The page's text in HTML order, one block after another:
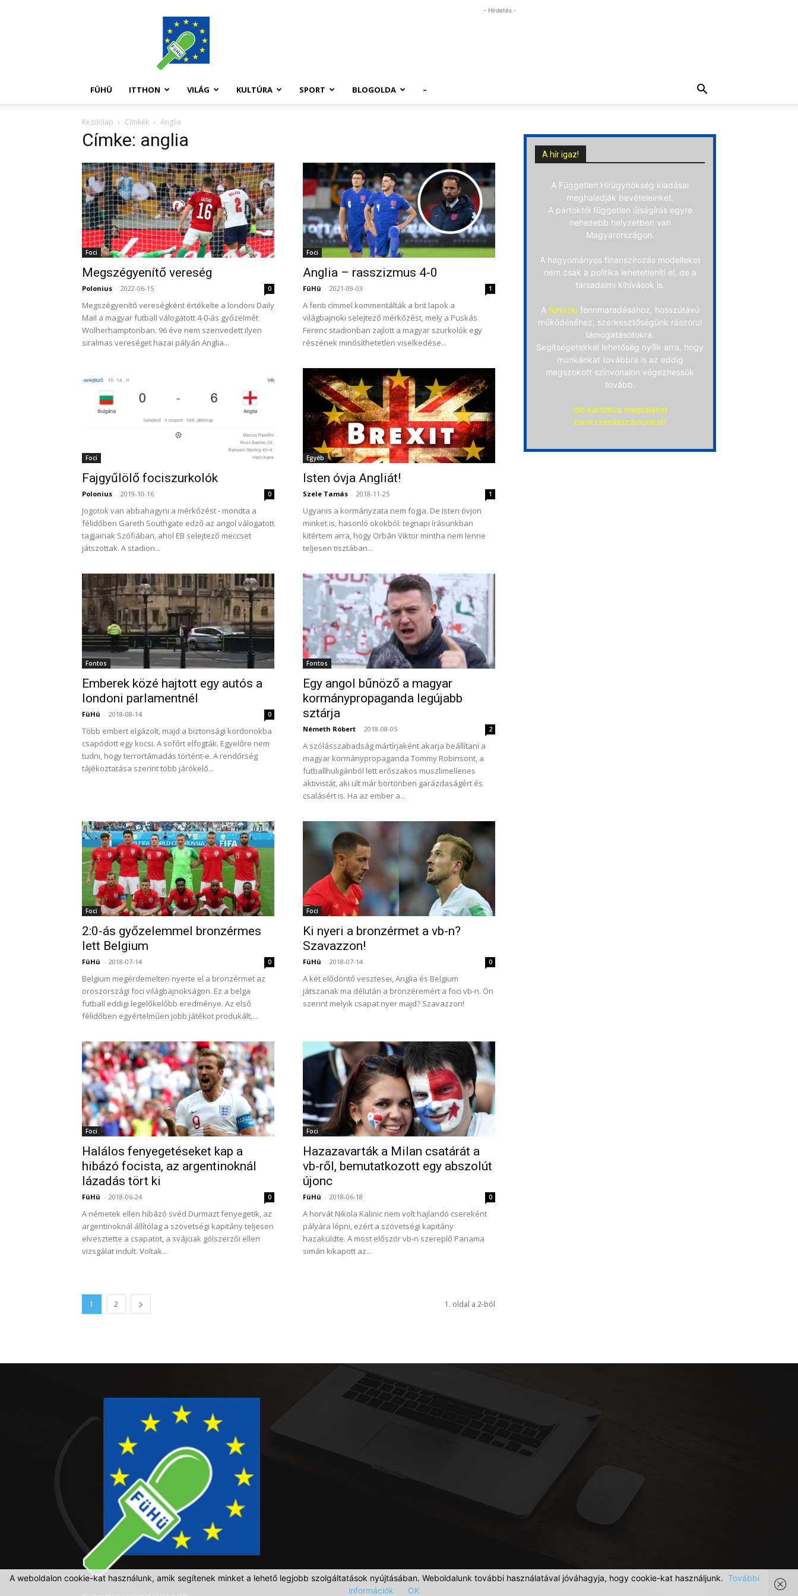
FüHü
- Hirdetés -
FÜHÜ ITTHON VILÁG KULTÚRA SPORT BLOGOLDA –
Kezdőlap Címkék Anglia
Címke: anglia
Foci
Megszégyenítő vereség
Polonius - 2022-06-15 0
Megszégyenítő vereségként értékelte a londoni Daily
Mail a magyar futball válogatott 4-0-ás győzelmét
Wolherhamptonban. 96 éve nem szenvedett ilyen
siralmas vereséget hazai pályán Anglia...
Foci
Anglia – rasszizmus 4-0
FüHü - 2021-09-03 1
A fenti címmel kommentálták a brit lapok a
világbajnoki selejtező mérkőzést, mely a Puskás
Ferenc stadionban zajlott a magyar szurkolók egy
részének minősíthetetlen viselkedése...
Foci
Fajgyűlölő fociszurkolók
Polonius - 2019-10-16 0
Jogotok van abbahagyni a mérkőzést - mondta a
félidőben Gareth Southgate edző az angol válogatott
tagjainak Szófiában, ahol EB selejtező meccset
játszottak. A stadion...
Egyéb
Isten óvja Angliát!
Szele Tamás - 2018-11-25 1
Ugyanis a kormányzata nem fogja. De Isten óvjon
minket is, hasonló okokból: tegnapi írásunkban
kitértem arra, hogy Orbán Viktor mintha nem lenne
teljesen tisztában...
Fontos
Emberek közé hajtott egy autós a
londoni parlamentnél
FüHü - 2018-08-14 0
Több embert elgázolt, majd a biztonsági kordonokba
csapódott egy kocsi. A sofőrt elfogták. Egyelőre nem
tudni, hogy terrortámadás történt-e. A rendőrség
tájékoztatása szerint több járókelő...
Fontos
Egy angol bűnöző a magyar
kormánypropaganda legújabb
sztárja
Németh Róbert - 2018-08-05 2
A szólásszabadság mártírjaként akarja beállítani a
magyar kormánypropaganda Tommy Robinsont, a
futballhuligánból lett erőszakos muszlimellenes
aktivistát, aki ült már börtönben garázdaságért és
csalásért is. Ha az ember a...
Foci
2:0-ás győzelemmel bronzérmes
lett Belgium
FüHü - 2018-07-14 0
Belgium megérdemelten nyerte el a bronzérmet az
oroszországi foci világbajnokságon. Ez a belga
futball eddigi legelőkelőbb eredménye. Az első
félidőben egyértelműen jobb játékot produkált,...
Foci
Ki nyeri a bronzérmet a vb-n?
Szavazzon!
FüHü - 2018-07-14 0
A két elődöntő vesztesei, Anglia és Belgium
játszanak ma délután a bronzéremért a foci vb-n. Ön
szerint melyik csapat nyer majd? Szavazzon!
Foci
Halálos fenyegetéseket kap a
hibázó focista, az argentinoknál
lázadás tört ki
FüHü - 2018-06-24 0
A németek ellen hibázó svéd Durmazt fenyegetik, az
argentinoknál állítólag a szövetségi kapitány teljesen
elvesztette a csapatot, a svájciak gólszerzői ellen
vizsgálat indult. Voltak...
Foci
Hazazavarták a Milan csatárát a
vb-ről, bemutatkozott egy abszolút
újonc
FüHü - 2018-06-18 0
A horvát Nikola Kalinic nem volt hajlandó csereként
pályára lépni, ezért a szövetségi kapitány
hazaküldte. A most először vb-n szereplő Panama
simán kikapott az...
1 2 1. oldal a 2-ból
A hír igaz!
A Független Hírügynökség kiadásai
meghaladják bevételeinket.
A pártoktól független újságírás egyre
nehezebb helyzetben van
Magyarországon.
A hagyományos finanszírozás modelleket
nem csak a politika lehetetleníti el, de a
társadalmi kihívások is.
A fuhu.hu fennmaradásához, hosszútávú
működéséhez, szerkesztőségünk rászorul
támogatásotokra.
Segítségetekkel lehetőség nyílik arra, hogy
munkánkat továbbra is az eddig
megszokott színvonalon végezhessük
tovább.
Ide kattintva megtalálod
bankszámlaszámunkat!
A weboldalon cookie-kat használunk, amik segítenek minket a lehető legjobb szolgáltatások nyújtásában. Weboldalunk további használatával jóváhagyja, hogy cookie-kat használjunk. További
információk
OK